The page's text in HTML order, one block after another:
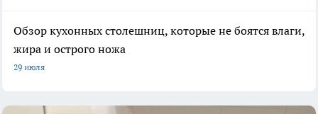
Обзор кухонных столешниц, которые не боятся влаги,
жира и острого ножа
29 июля